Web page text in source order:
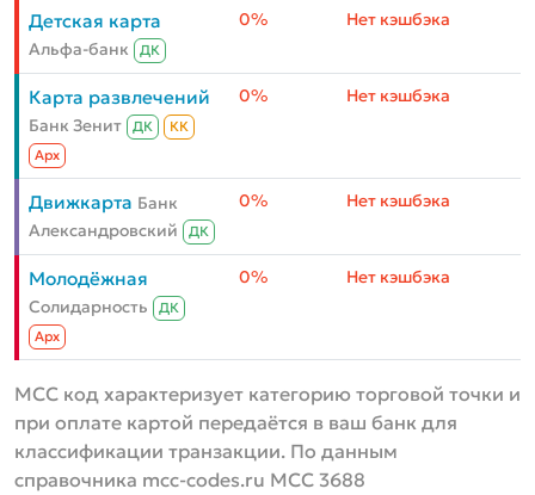
Детская карта
Альфа-банк ДК
0% Нет кэшбэка
Карта развлечений
Банк Зенит ДК
КК
Aрх
0% Нет кэшбэка
Движкарта Банк
Александровский
ДК
0% Нет кэшбэка
Молодёжная
Солидарность
ДК
Aрх
0% Нет кэшбэка
MCC код характеризует категорию торговой точки и
при оплате картой передаётся в ваш банк для
классификации транзакции. По данным
справочника mcc-codes.ru MCC 3688